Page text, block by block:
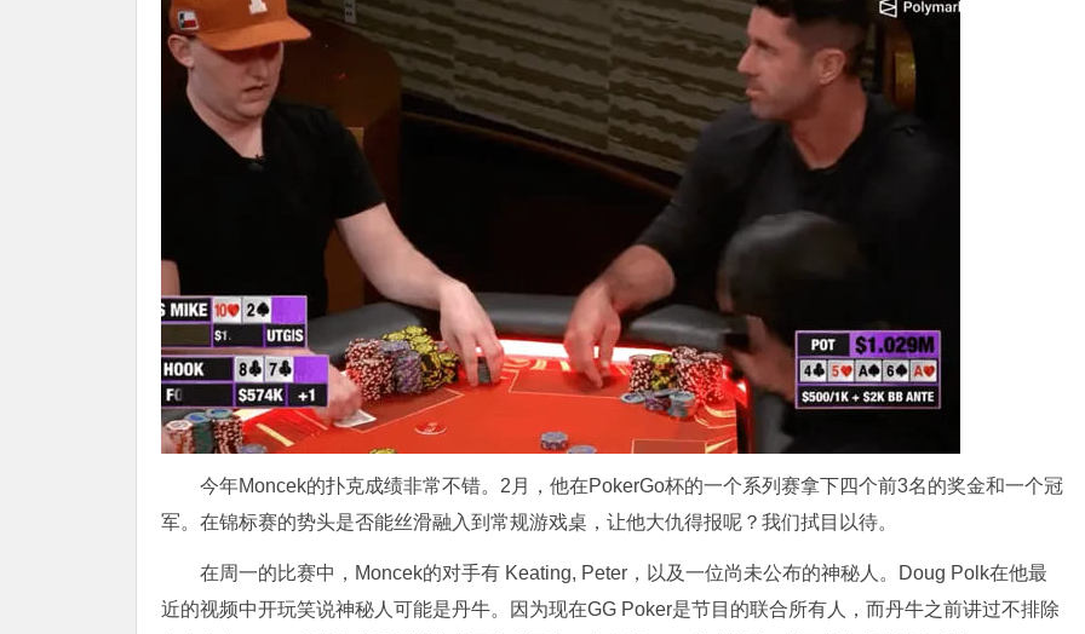
今年Moncek的扑克成绩非常不错。2月，他在PokerGo杯的一个系列赛拿下四个前3名的奖金和一个冠
军。在锦标赛的势头是否能丝滑融入到常规游戏桌，让他大仇得报呢？我们拭目以待。
在周一的比赛中，Moncek的对手有 Keating, Peter，以及一位尚未公布的神秘人。Doug Polk在他最
近的视频中开玩笑说神秘人可能是丹牛。因为现在GG Poker是节目的联合所有人，而丹牛之前讲过不排除